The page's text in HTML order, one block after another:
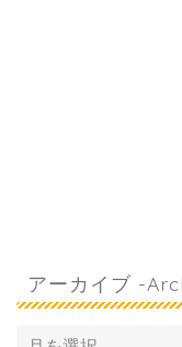
アーカイブ -